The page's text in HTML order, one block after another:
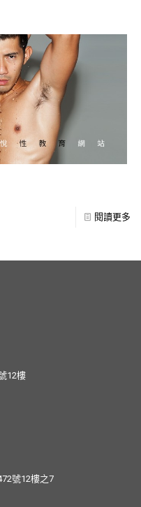
閱讀更多
12樓
號12樓之7